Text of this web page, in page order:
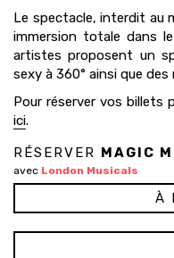
Le spectacle, interdit au
immersion totale dans
artistes proposent un
sexy à 360° ainsi que
Pour réserver vos billets
ici.
RÉSERVER MAGIC
avec London Musicals
À